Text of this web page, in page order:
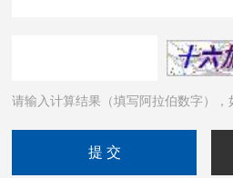
请输入计算结果（填写阿拉伯数字），